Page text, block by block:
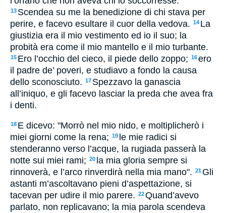
13 Scendea su me la benedizione di chi stava per
perire, e facevo esultare il cuor della vedova. 14 La
giustizia era il mio vestimento ed io il suo; la
probità era come il mio mantello e il mio turbante.
15 Ero l’occhio del cieco, il piede dello zoppo; 16ero
il padre de’ poveri, e studiavo a fondo la causa
dello sconosciuto. 17 Spezzavo la ganascia
all’iniquo, e gli facevo lasciar la preda che avea fra
i denti.
18 E dicevo: "Morrò nel mio nido, e moltiplicherò i
miei giorni come la rena; 19 le mie radici si
stenderanno verso l’acque, la rugiada passerà la
notte sui miei rami; 20 la mia gloria sempre si
rinnoverà, e l’arco rinverdirà nella mia mano". 21 Gli
astanti m’ascoltavano pieni d’aspettazione, si
tacevan per udire il mio parere. 22Quand’avevo
parlato, non replicavano; la mia parola scendeva